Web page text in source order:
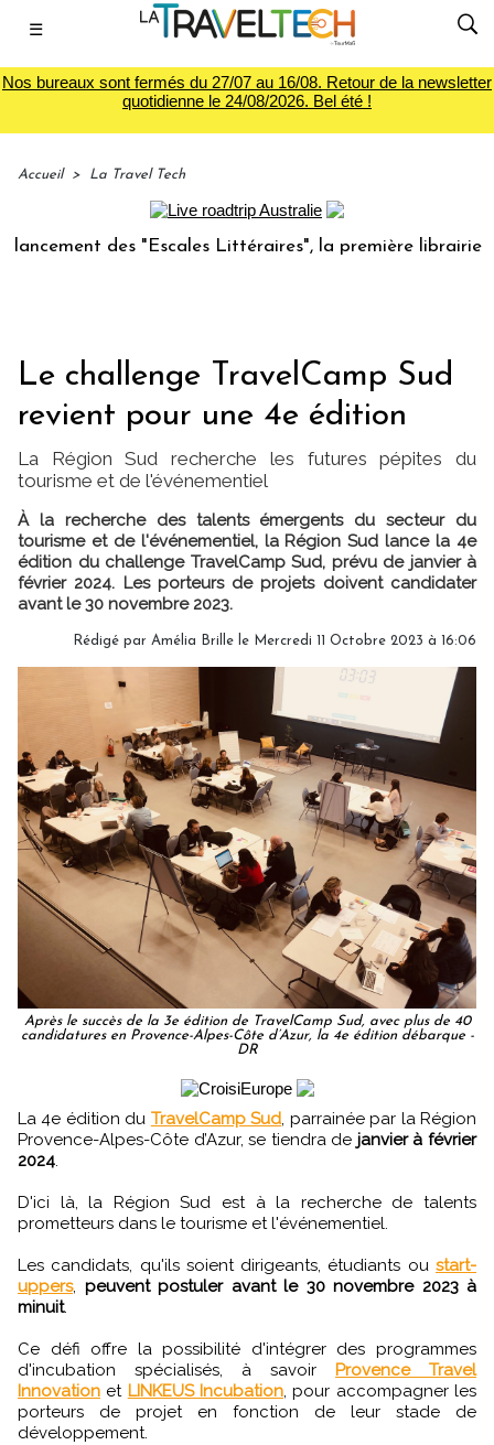
☰
Nos bureaux sont fermés du 27/07 au 16/08. Retour de la newsletter
quotidienne le 24/08/2026. Bel été !
Accueil > La Travel Tech
des "Escales Littéraires", la première librairie du
Le challenge TravelCamp Sud
revient pour une 4e édition
La Région Sud recherche les futures pépites du
tourisme et de l'événementiel
À la recherche des talents émergents du secteur du
tourisme et de l'événementiel, la Région Sud lance la 4e
édition du challenge TravelCamp Sud, prévu de janvier à
février 2024. Les porteurs de projets doivent candidater
avant le 30 novembre 2023.
Rédigé par Amélia Brille le Mercredi 11 Octobre 2023 à 16:06
Après le succès de la 3e édition de TravelCamp Sud, avec plus de 40
candidatures en Provence-Alpes-Côte d’Azur, la 4e édition débarque -
DR
La 4e édition du TravelCamp Sud, parrainée par la Région
Provence-Alpes-Côte d’Azur, se tiendra de janvier à février
2024.
D'ici là, la Région Sud est à la recherche de talents
prometteurs dans le tourisme et l'événementiel.
Les candidats, qu'ils soient dirigeants, étudiants ou start-
uppers, peuvent postuler avant le 30 novembre 2023 à
minuit.
Ce défi offre la possibilité d'intégrer des programmes
d'incubation spécialisés, à savoir Provence Travel
Innovation et LINKEUS Incubation, pour accompagner les
porteurs de projet en fonction de leur stade de
développement.